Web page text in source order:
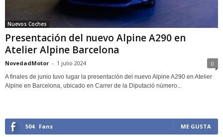
Nuevos Coches
Presentación del nuevo Alpine A290 en
Atelier Alpine Barcelona
NovedadMotor - 1 julio 2024 0
A finales de junio tuvo lugar la presentación del nuevo Alpine A290 en Atelier
Alpine en Barcelona, ubicado en Carrer de la Diputació número...
504 Fans ME GUSTA